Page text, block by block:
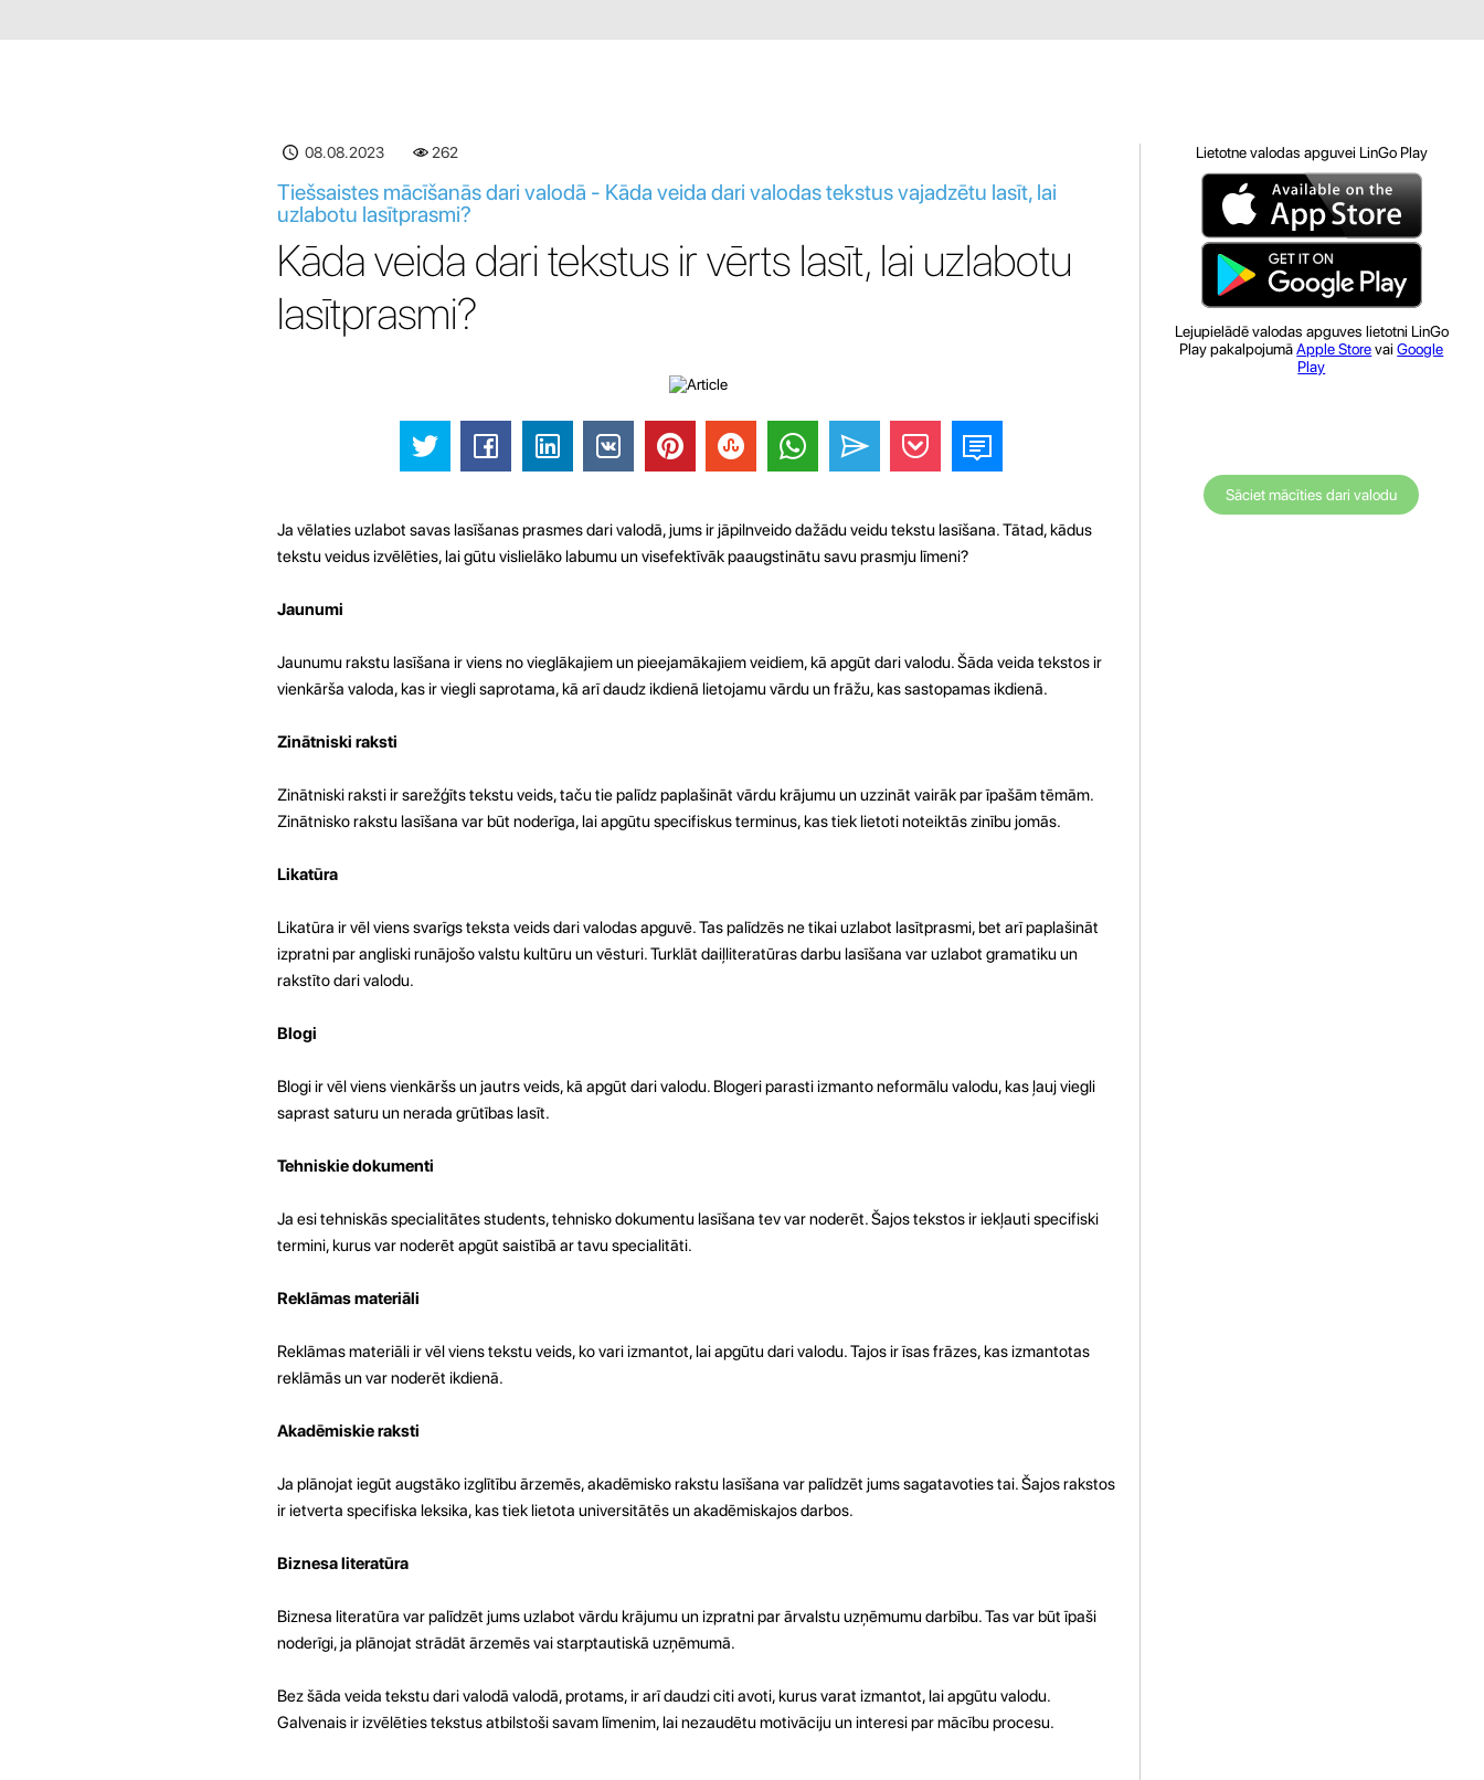
08.08.2023 262
Tiešsaistes mācīšanās dari valodā - Kāda veida dari valodas tekstus vajadzētu lasīt, lai
uzlabotu lasītprasmi?
Kāda veida dari tekstus ir vērts lasīt, lai uzlabotu
lasītprasmi?
Ja vēlaties uzlabot savas lasīšanas prasmes dari valodā, jums ir jāpilnveido dažādu veidu tekstu lasīšana. Tātad, kādus
tekstu veidus izvēlēties, lai gūtu vislielāko labumu un visefektīvāk paaugstinātu savu prasmju līmeni?
Jaunumi
Jaunumu rakstu lasīšana ir viens no vieglākajiem un pieejamākajiem veidiem, kā apgūt dari valodu. Šāda veida tekstos ir
vienkārša valoda, kas ir viegli saprotama, kā arī daudz ikdienā lietojamu vārdu un frāžu, kas sastopamas ikdienā.
Zinātniski raksti
Zinātniski raksti ir sarežģīts tekstu veids, taču tie palīdz paplašināt vārdu krājumu un uzzināt vairāk par īpašām tēmām.
Zinātnisko rakstu lasīšana var būt noderīga, lai apgūtu specifiskus terminus, kas tiek lietoti noteiktās zinību jomās.
Likatūra
Likatūra ir vēl viens svarīgs teksta veids dari valodas apguvē. Tas palīdzēs ne tikai uzlabot lasītprasmi, bet arī paplašināt
izpratni par angliski runājošo valstu kultūru un vēsturi. Turklāt daiļliteratūras darbu lasīšana var uzlabot gramatiku un
rakstīto dari valodu.
Blogi
Blogi ir vēl viens vienkāršs un jautrs veids, kā apgūt dari valodu. Blogeri parasti izmanto neformālu valodu, kas ļauj viegli
saprast saturu un nerada grūtības lasīt.
Tehniskie dokumenti
Ja esi tehniskās specialitātes students, tehnisko dokumentu lasīšana tev var noderēt. Šajos tekstos ir iekļauti specifiski
termini, kurus var noderēt apgūt saistībā ar tavu specialitāti.
Reklāmas materiāli
Reklāmas materiāli ir vēl viens tekstu veids, ko vari izmantot, lai apgūtu dari valodu. Tajos ir īsas frāzes, kas izmantotas
reklāmās un var noderēt ikdienā.
Akadēmiskie raksti
Ja plānojat iegūt augstāko izglītību ārzemēs, akadēmisko rakstu lasīšana var palīdzēt jums sagatavoties tai. Šajos rakstos
ir ietverta specifiska leksika, kas tiek lietota universitātēs un akadēmiskajos darbos.
Biznesa literatūra
Biznesa literatūra var palīdzēt jums uzlabot vārdu krājumu un izpratni par ārvalstu uzņēmumu darbību. Tas var būt īpaši
noderīgi, ja plānojat strādāt ārzemēs vai starptautiskā uzņēmumā.
Bez šāda veida tekstu dari valodā valodā, protams, ir arī daudzi citi avoti, kurus varat izmantot, lai apgūtu valodu.
Galvenais ir izvēlēties tekstus atbilstoši savam līmenim, lai nezaudētu motivāciju un interesi par mācību procesu.
Lietotne valodas apguvei LinGo Play
Lejupielādē valodas apguves lietotni LinGo
Play pakalpojumāApple StorevaiGoogle
Play
Sāciet mācīties dari valodu